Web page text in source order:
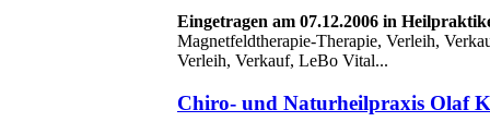
Eingetragen am 07.12.2006 in
Magnetfeldtherapie-Therapie, Verleih,
Verleih, Verkauf, LeBo Vital...
Chiro- und Naturheilpraxis Olaf